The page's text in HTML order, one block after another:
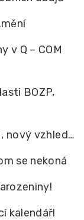
v Q – COM
BOZP,
nový vzhled…
se nekoná
kalendář!